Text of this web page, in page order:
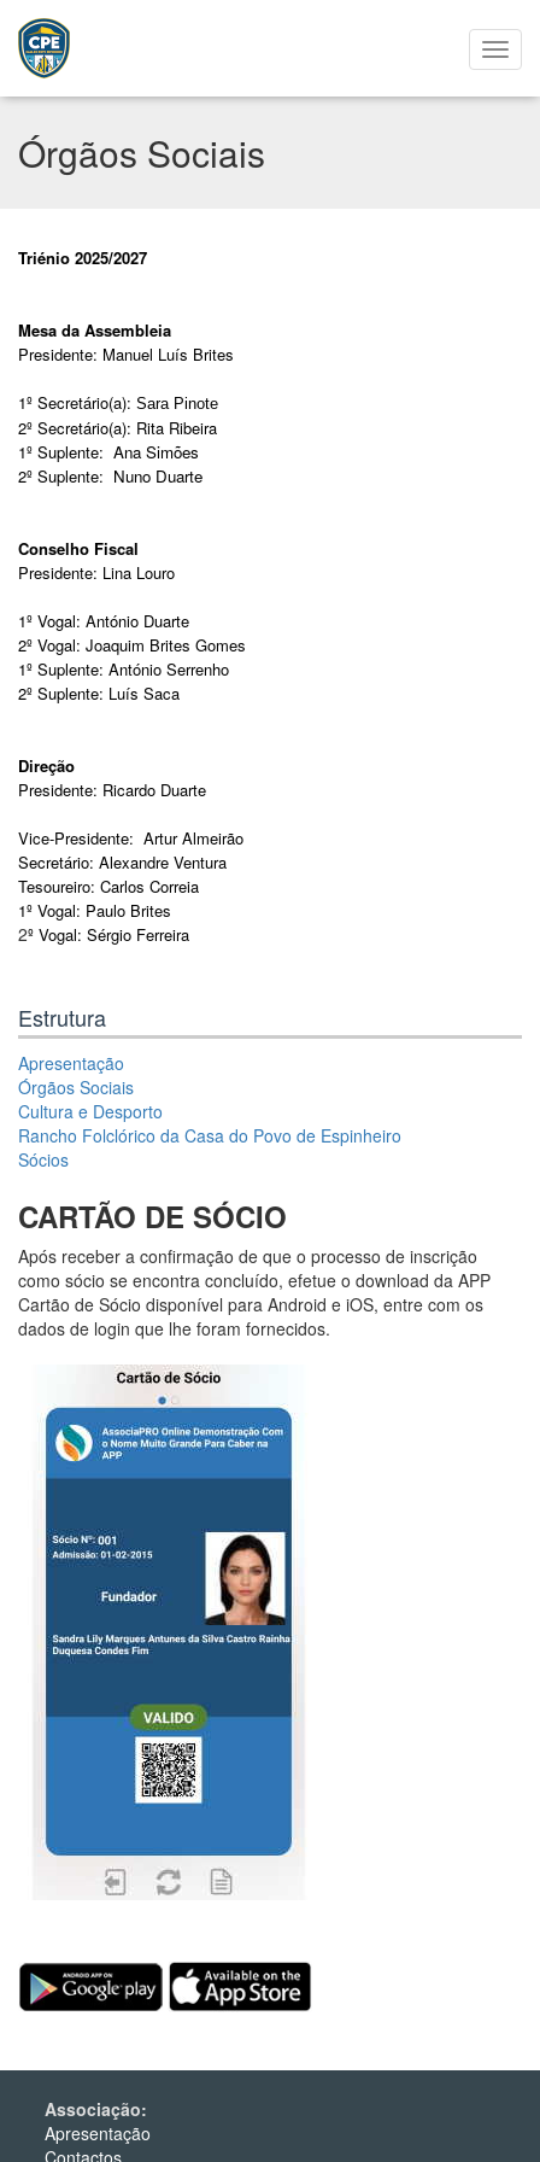
Órgãos Sociais
Triénio 2025/2027
Mesa da Assembleia
Presidente: Manuel Luís Brites
1º Secretário(a): Sara Pinote
2º Secretário(a): Rita Ribeira
1º Suplente: Ana Simões
2º Suplente: Nuno Duarte
Conselho Fiscal
Presidente: Lina Louro
1º Vogal: António Duarte
2º Vogal: Joaquim Brites Gomes
1º Suplente: António Serrenho
2º Suplente: Luís Saca
Direção
Presidente: Ricardo Duarte
Vice-Presidente: Artur Almeirão
Secretário: Alexandre Ventura
Tesoureiro: Carlos Correia
1º Vogal: Paulo Brites
2º Vogal: Sérgio Ferreira
Estrutura
Apresentação
Órgãos Sociais
Cultura e Desporto
Rancho Folclórico da Casa do Povo de Espinheiro
Sócios
CARTÃO DE SÓCIO
Após receber a confirmação de que o processo de inscrição
como sócio se encontra concluído, efetue o download da APP
Cartão de Sócio disponível para Android e iOS, entre com os
dados de login que lhe foram fornecidos.
Associação:
Apresentação